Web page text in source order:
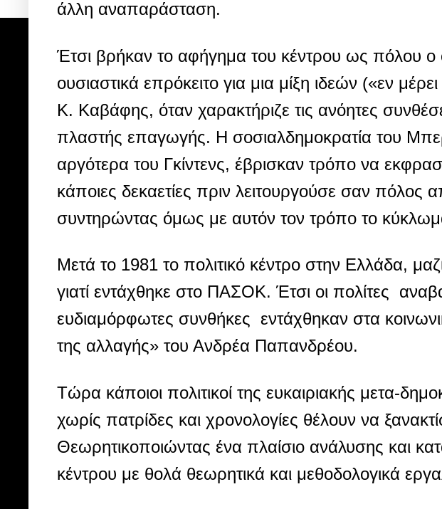
άλλη αναπαράσταση.
Έτσι βρήκαν το αφήγημα του κέντρου ως πόλου
ουσιαστικά επρόκειτο για μια μίξη ιδεών («εν
Κ. Καβάφης, όταν χαρακτήριζε τις ανόητες
πλαστής επαγωγής. Η σοσιαλδημοκρατία του
αργότερα του Γκίντενς, έβρισκαν τρόπο να
κάποιες δεκαετίες πριν λειτουργούσε σαν
συντηρώντας όμως με αυτόν τον τρόπο το
Μετά το 1981 το πολιτικό κέντρο στην Ελλάδα,
γιατί εντάχθηκε στο ΠΑΣΟΚ. Έτσι οι πολίτες
ευδιαμόρφωτες συνθήκες εντάχθηκαν στα
της αλλαγής» του Ανδρέα Παπανδρέου.
Τώρα κάποιοι πολιτικοί της ευκαιριακής μετα-
χωρίς πατρίδες και χρονολογίες θέλουν να
Θεωρητικοποιώντας ένα πλαίσιο ανάλυσης και
κέντρου με θολά θεωρητικά και μεθοδολογικά